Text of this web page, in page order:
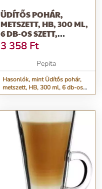
ÜDÍTŐS POHÁR,
METSZETT, HB, 300 ML,
6 DB-OS SZETT,
3 358 Ft
Pepita
Hasonlók, mint Üdítős pohár,
metszett, HB, 300 ml, 6 db-os
szett, &quot;GastroLine&quot;